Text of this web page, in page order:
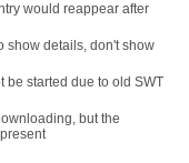
would reappear after
show details, don't show
be started due to old SWT
but the